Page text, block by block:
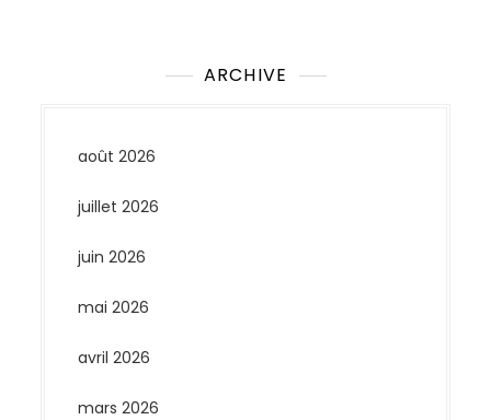
ARCHIVE
août 2026
juillet 2026
juin 2026
mai 2026
avril 2026
mars 2026